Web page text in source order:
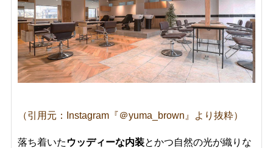
（引用元：Instagram『＠yuma_brown』より抜粋）
落ち着いた ウッディーな内装とかつ自然の光が織りな